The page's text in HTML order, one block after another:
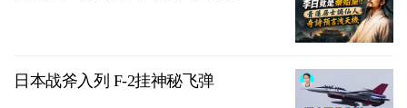
日本战斧入列 F-2挂神秘飞弹